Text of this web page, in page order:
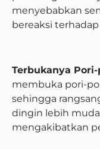
menyebabkan
bereaksi
Terbukanya
membuka pori-
sehingga
dingin lebih
mengakibatkan